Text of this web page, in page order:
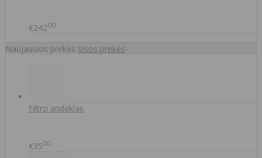
€24200
Naujausios prekės Visos prekės
Filtro andėklas
€3500